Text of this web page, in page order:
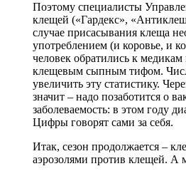
Поэтому специалисты
клещей («Гардекс»,
случае присасывания клеща
употреблением (и коровье, и
человек обратились к
клещевым сыпным тифом.
увеличить эту статистику.
значит – надо позаботится о
заболеваемость: в этом году
Цифры говорят сами за себя.
Итак, сезон продолжается –
аэрозолями против клещей. А